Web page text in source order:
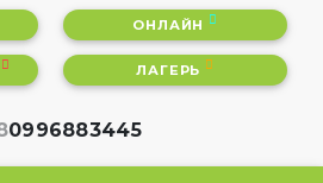
ОНЛАЙН
ЛАГЕРЬ
0996883445